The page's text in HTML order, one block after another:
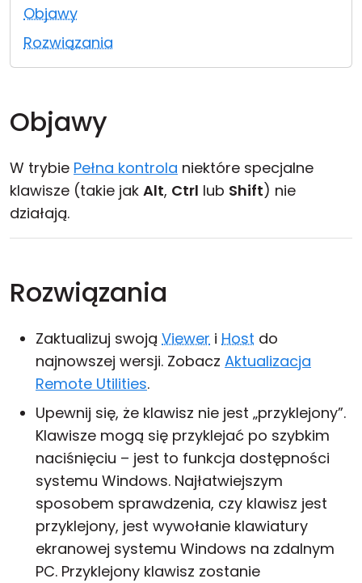
Objawy
Rozwiązania
Objawy
W trybie Pełna kontrola niektóre specjalne
klawisze (takie jak Alt, Ctrl lub Shift) nie
działają.
Rozwiązania
Zaktualizuj swoją Viewer i Host do
najnowszej wersji. Zobacz Aktualizacja
Remote Utilities.
Upewnij się, że klawisz nie jest „przyklejony”.
Klawisze mogą się przyklejać po szybkim
naciśnięciu – jest to funkcja dostępności
systemu Windows. Najłatwiejszym
sposobem sprawdzenia, czy klawisz jest
przyklejony, jest wywołanie klawiatury
ekranowej systemu Windows na zdalnym
PC. Przyklejony klawisz zostanie
Chmura i lokalnie